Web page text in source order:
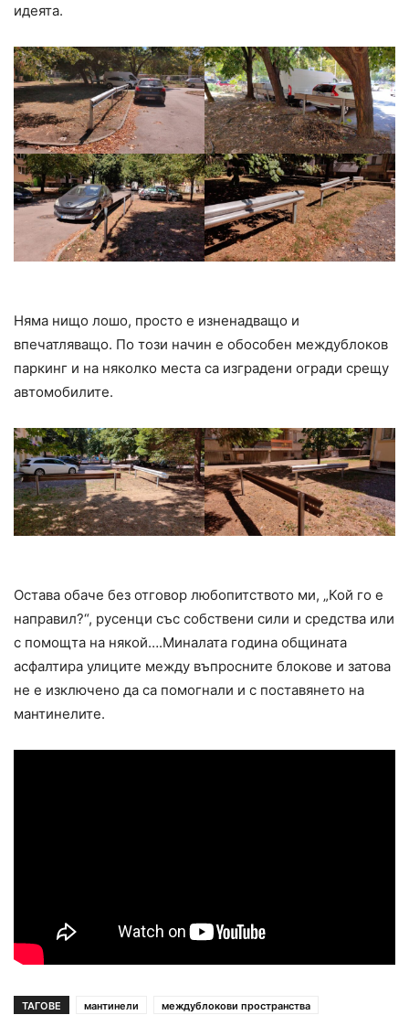
идеята.
Няма нищо лошо, просто е изненадващо и
впечатляващо. По този начин е обособен междублоков
паркинг и на няколко места са изградени огради срещу
автомобилите.
Остава обаче без отговор любопитството ми, „Кой го е
направил?“, русенци със собствени сили и средства или
с помощта на някой….Миналата година общината
асфалтира улиците между въпросните блокове и затова
не е изключено да са помогнали и с поставянето на
мантинелите.
ТАГОВЕ мантинели
междублокови пространства